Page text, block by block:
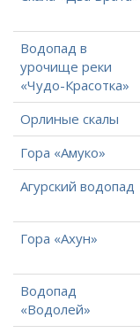
Водопад в
урочище реки
«Чудо-Красотка»
Орлиные скалы
Гора «Амуко»
Агурский водопад
Гора «Ахун»
Водопад
«Водолей»